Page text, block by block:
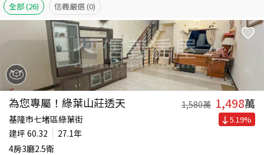
全部(26) 信義嚴選 (0)
為您專屬！綠葉山莊透天 1,580萬 1,498萬
基隆市七堵區綠葉街
建坪 60.32
27.1年
4房3廳2.5衛
5.19%